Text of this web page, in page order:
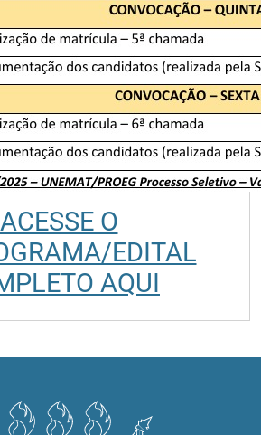
ACESSE O
EDITAL
AQUI